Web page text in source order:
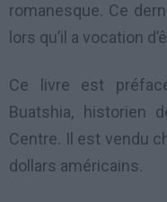
romanesque. Ce
lors qu’il a vocation
Ce livre est
Buatshia, historien
Centre. Il est vendu
dollars américains.